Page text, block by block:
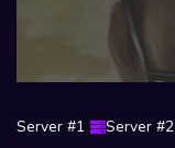
Server #1 Server #2